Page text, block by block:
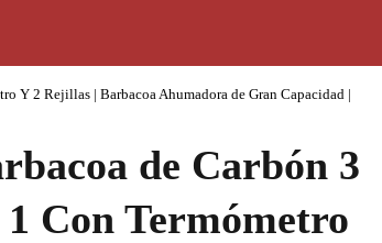
Y 2 Rejillas | Barbacoa Ahumadora de Gran Capacidad |
de Carbón 3
1 Con Termómetro